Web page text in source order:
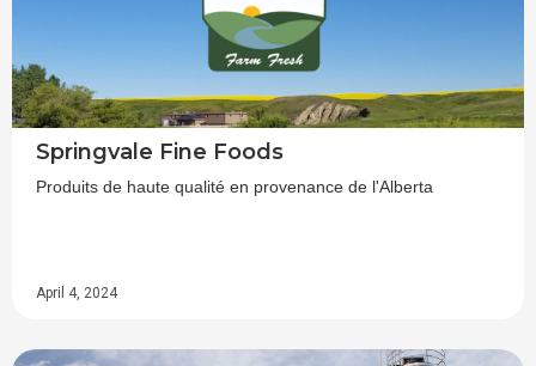
Springvale Fine Foods
Produits de haute qualité en provenance de l'Alberta
April 4, 2024